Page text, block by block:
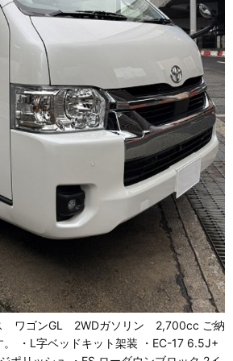
ワゴンGL 2WDガソリン 2,700cc ご納
・L字ベッドキット架装 ・EC-17 6.5J+